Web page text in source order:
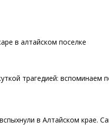
в алтайском поселке
трагедией: вспоминаем
в Алтайском крае.